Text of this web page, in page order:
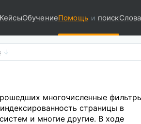
КейсыОбучениеПомощь и поиск
многочисленные
страницы в
и многие другие. В ходе